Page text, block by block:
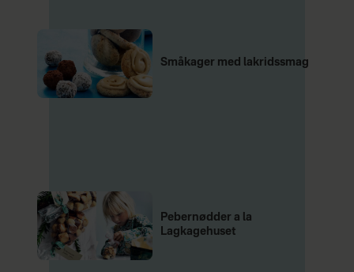
Småkager med lakridssmag
Pebernødder a la
Lagkagehuset